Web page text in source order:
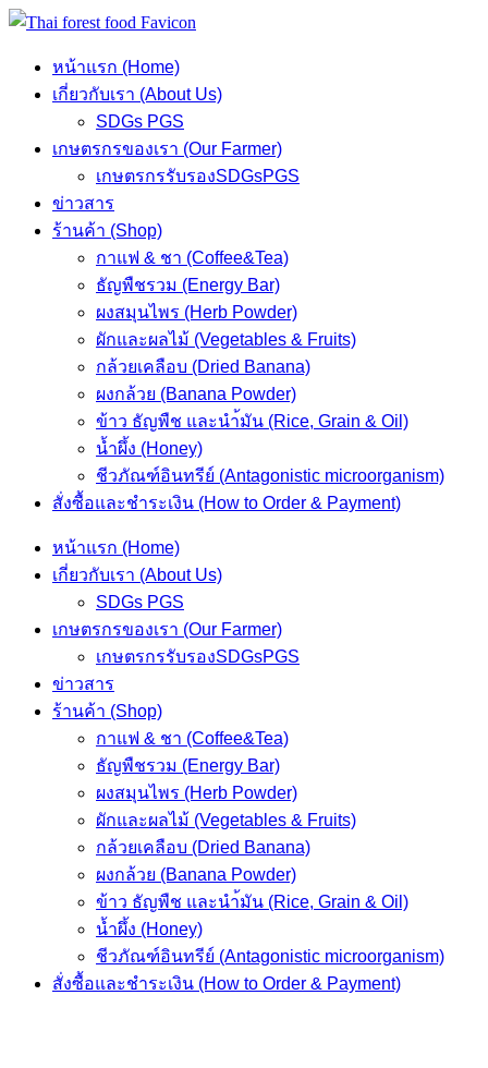
Skip
contentหน้าแรก (Home)
เกี่ยวกับเรา (About Us)
SDGs PGS
เกษตรกรของเรา (Our Farmer)
เกษตรกรรับรองSDGsPGS
ข่าวสาร
ร้านค้า (Shop)
กาแฟ & ชา (Coffee&Tea)
ธัญพืชรวม (Energy Bar)
ผงสมุนไพร (Herb Powder)
ผักและผลไม้ (Vegetables & Fruits)
กล้วยเคลือบ (Dried Banana)
ผงกล้วย (Banana Powder)
ข้าว ธัญพืช และนำ้มัน (Rice, Grain & Oil)
น้ำผึ้ง (Honey)
ชีวภัณฑ์อินทรีย์ (Antagonistic microorganism)
สั่งซื้อและชำระเงิน (How to Order & Payment)
หน้าแรก (Home)
เกี่ยวกับเรา (About Us)
SDGs PGS
เกษตรกรของเรา (Our Farmer)
เกษตรกรรับรองSDGsPGS
ข่าวสาร
ร้านค้า (Shop)
กาแฟ & ชา (Coffee&Tea)
ธัญพืชรวม (Energy Bar)
ผงสมุนไพร (Herb Powder)
ผักและผลไม้ (Vegetables & Fruits)
กล้วยเคลือบ (Dried Banana)
ผงกล้วย (Banana Powder)
ข้าว ธัญพืช และนำ้มัน (Rice, Grain & Oil)
น้ำผึ้ง (Honey)
ชีวภัณฑ์อินทรีย์ (Antagonistic microorganism)
สั่งซื้อและชำระเงิน (How to Order & Payment)